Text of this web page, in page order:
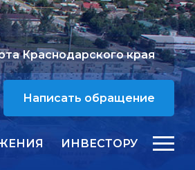
Краснодарского края
Написать обращение
ИНВЕСТОРУ